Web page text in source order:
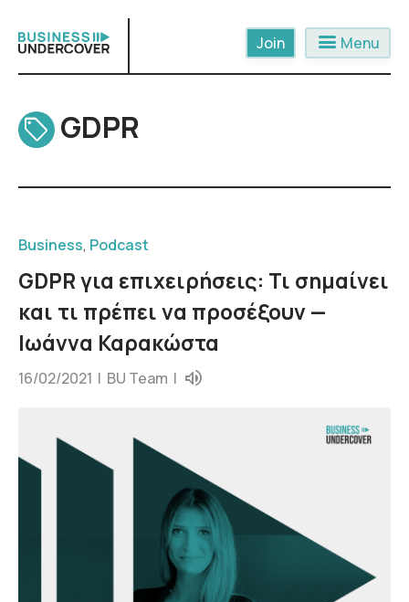
content
menu Menu
GDPR
Business, Podcast
GDPR για επιχειρήσεις: Τι σημαίνει
και τι πρέπει να προσέξουν —
Ιωάννα Καρακώστα
16/02/2021 | BU Team |